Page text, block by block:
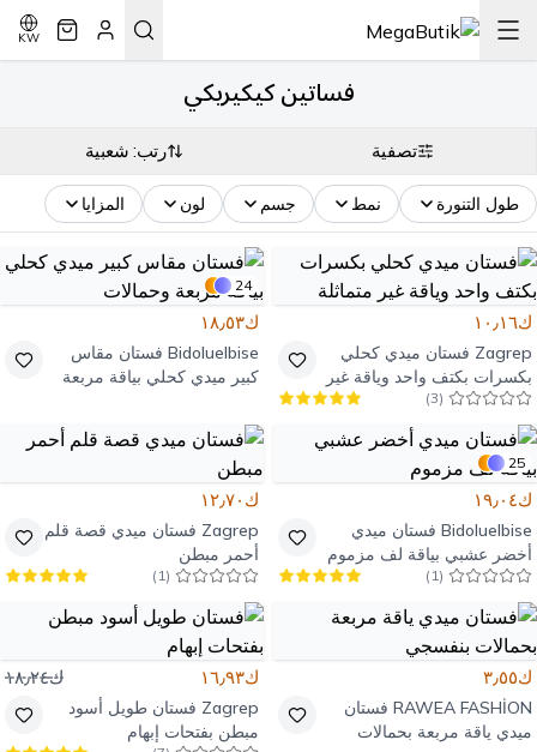
KW
فساتين كيكيريكي
تصفية رتب: شعبية
طول التنورة نمط جسم لون المزايا
ك١٠٫١٦
Zagrep فستان ميدي كحلي
بكسرات بكتف واحد وياقة غير
متماثلة
(
3
)
24
ك١٨٫٥٣
Bidoluelbise فستان مقاس
كبير ميدي كحلي بياقة مربعة
25
ك١٩٫٠٤
Bidoluelbise فستان ميدي
أخضر عشبي بياقة لف مزموم
(
1
)
ك١٢٫٧٠
Zagrep فستان ميدي قصة قلم
أحمر مبطن
(
1
)
ك٣٫٥٥
RAWEA FASHİON فستان
ميدي ياقة مربعة بحمالات
ك١٦٫٩٣ ك١٨٫٢٤
Zagrep فستان طويل أسود
مبطن بفتحات إبهام